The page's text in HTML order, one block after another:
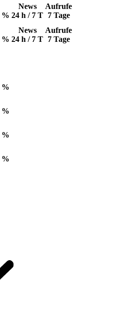
%
News
24 h / 7 T
Aufrufe
7 Tage
%
News
24 h / 7 T
Aufrufe
7 Tage
%
%
%
%